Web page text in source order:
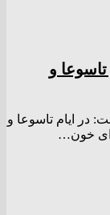
تاسوعا و
در ایام تاسوعا و